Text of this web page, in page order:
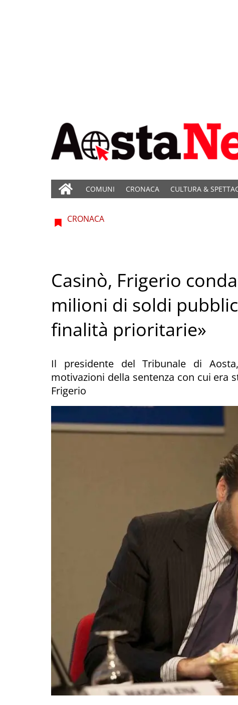
COMUNI CRONACA CULTURA &
CRONACA
Casinò, Frigerio
milioni di soldi
finalità prioritarie»
Il presidente del Tribunale di
motivazioni della sentenza con cui era
Frigerio